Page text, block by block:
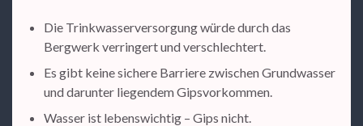
Die Trinkwasserversorgung würde durch das
Bergwerk verringert und verschlechtert.
Es gibt keine sichere Barriere zwischen Grundwasser
und darunter liegendem Gipsvorkommen.
Wasser ist lebenswichtig – Gips nicht.